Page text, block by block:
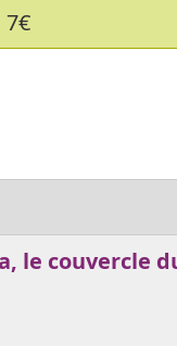
7€
le couvercle